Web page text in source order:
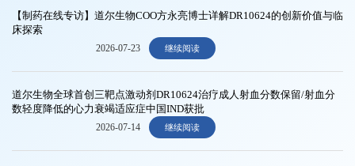
【制药在线专访】道尔生物COO方永亮博士详解DR10624的创新价值与临
床探索
2026-07-23 继续阅读
道尔生物全球首创三靶点激动剂DR10624治疗成人射血分数保留/射血分
数轻度降低的心力衰竭适应症中国IND获批
2026-07-14 继续阅读